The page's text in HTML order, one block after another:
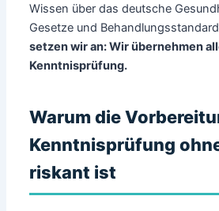
Wissen über das deutsche
Gesetze und
setzen wir an: Wir übernehmen
Kenntnisprüfung.
Warum die
Kenntnisprüfung
riskant ist